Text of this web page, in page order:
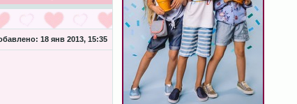
18 янв 2013, 15:35